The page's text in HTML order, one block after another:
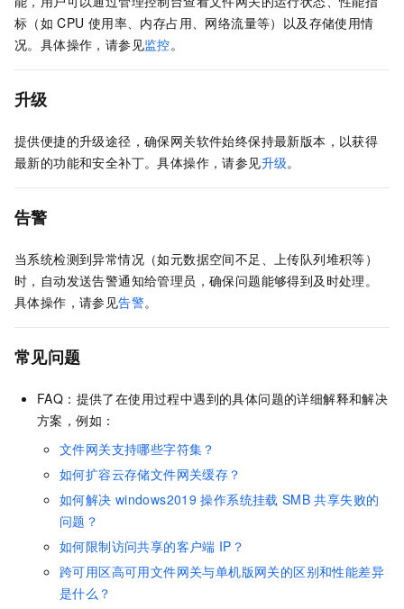
标（如 CPU 使用率、内存占用、网络流量等）以及存储使用情
况。具体操作，请参见监控。
升级
提供便捷的升级途径，确保网关软件始终保持最新版本，以获得
最新的功能和安全补丁。具体操作，请参见升级。
告警
当系统检测到异常情况（如元数据空间不足、上传队列堆积等）
时，自动发送告警通知给管理员，确保问题能够得到及时处理。
具体操作，请参见告警。
常见问题
FAQ：提供了在使用过程中遇到的具体问题的详细解释和解决
方案，例如：
文件网关支持哪些字符集？
如何扩容云存储文件网关缓存？
如何解决 windows2019 操作系统挂载 SMB 共享失败的
问题？
如何限制访问共享的客户端 IP？
跨可用区高可用文件网关与单机版网关的区别和性能差异
是什么？